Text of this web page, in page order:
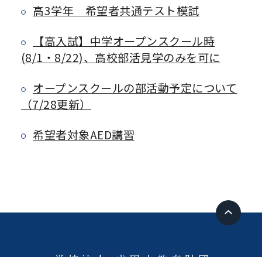
高3学年 希望者共通テスト模試
【高入試】中学オープンスクール時
(8/1・8/22)、高校部活見学のみを可に
オープンスクールの部活動予定について
（7/28更新）
希望者対象AED講習